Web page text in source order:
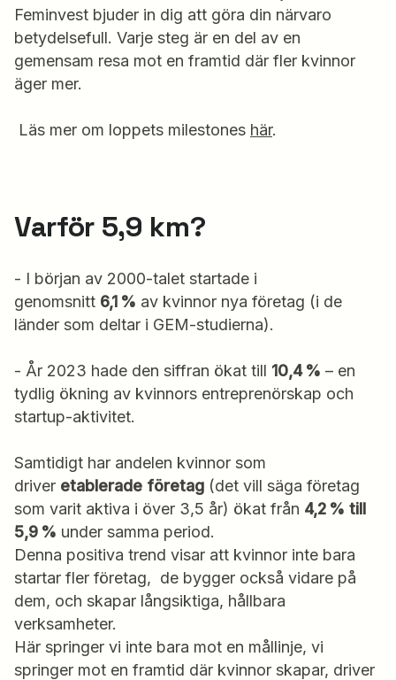
Feminvest bjuder in dig att göra din närvaro
betydelsefull. Varje steg är en del av en
gemensam resa mot en framtid där fler kvinnor
äger mer.
Läs mer om loppets milestones här.
Varför 5,9 km?
- I början av 2000-talet startade i
genomsnitt 6,1 % av kvinnor nya företag (i de
länder som deltar i GEM-studierna).
- År 2023 hade den siffran ökat till 10,4 % – en
tydlig ökning av kvinnors entreprenörskap och
startup-aktivitet.
Samtidigt har andelen kvinnor som
driver etablerade företag (det vill säga företag
som varit aktiva i över 3,5 år) ökat från 4,2 % till
5,9 % under samma period.
Denna positiva trend visar att kvinnor inte bara
startar fler företag, de bygger också vidare på
dem, och skapar långsiktiga, hållbara
verksamheter.
Här springer vi inte bara mot en mållinje, vi
springer mot en framtid där kvinnor skapar, driver